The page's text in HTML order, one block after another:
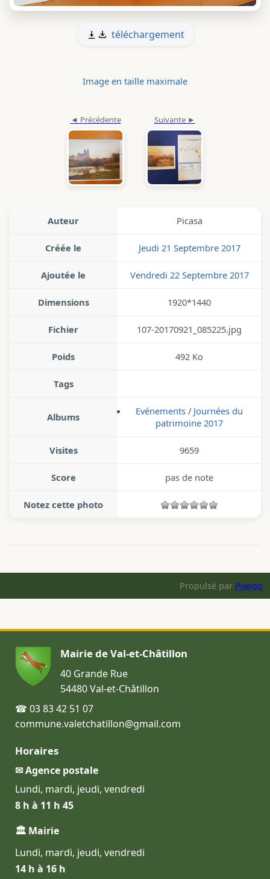
téléchargement
Image en taille maximale
Auteur Picasa
Créée le Jeudi 21 Septembre 2017
Ajoutée le Vendredi 22 Septembre 2017
Dimensions 1920*1440
Fichier 107-20170921_085225.jpg
Poids 492 Ko
Tags
Albums Evénements / Journées du
patrimoine 2017
Visites 9659
Score pas de note
Notez cette photo
Propulsé par Piwigo
Mairie de Val-et-Châtillon
40 Grande Rue
54480 Val-et-Châtillon
☎ 03 83 42 51 07
commune.valetchatillon@gmail.com
Horaires
✉ Agence postale
Lundi, mardi, jeudi, vendredi
8 h à 11 h 45
🏛 Mairie
Lundi, mardi, jeudi, vendredi
14 h à 16 h